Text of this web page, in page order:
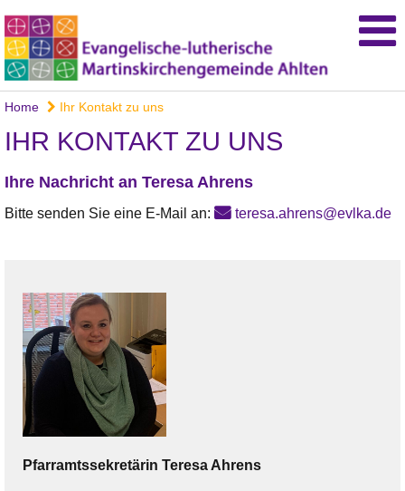
Home Ihr Kontakt zu uns
IHR KONTAKT ZU UNS
Ihre Nachricht an Teresa Ahrens
Bitte senden Sie eine E-Mail an: teresa.ahrens@evlka.de
Pfarramtssekretärin Teresa Ahrens